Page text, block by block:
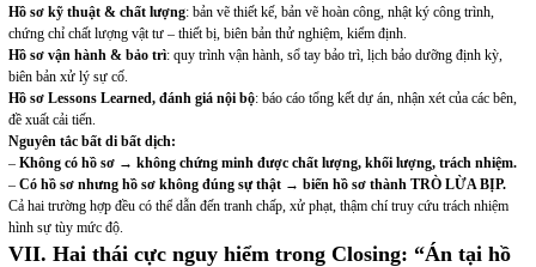
Hồ sơ kỹ thuật & chất lượng: bản vẽ thiết kế, bản vẽ hoàn công, nhật ký công trình,
chứng chỉ chất lượng vật tư – thiết bị, biên bản thử nghiệm, kiểm định.
Hồ sơ vận hành & bảo trì: quy trình vận hành, sổ tay bảo trì, lịch bảo dưỡng định kỳ,
biên bản xử lý sự cố.
Hồ sơ Lessons Learned, đánh giá nội bộ: báo cáo tổng kết dự án, nhận xét của các bên,
đề xuất cải tiến.
Nguyên tắc bất di bất dịch:
– Không có hồ sơ → không chứng minh được chất lượng, khối lượng, trách nhiệm.
– Có hồ sơ nhưng hồ sơ không đúng sự thật → biến hồ sơ thành TRÒ LỪA BỊP.
Cả hai trường hợp đều có thể dẫn đến tranh chấp, xử phạt, thậm chí truy cứu trách nhiệm
hình sự tùy mức độ.
VII. Hai thái cực nguy hiểm trong Closing: “Án tại hồ